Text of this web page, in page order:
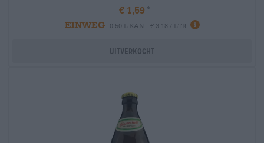
€ 1,59
EINWEG
0,50 L KAN - € 3,18 / LTR
Uitverkocht